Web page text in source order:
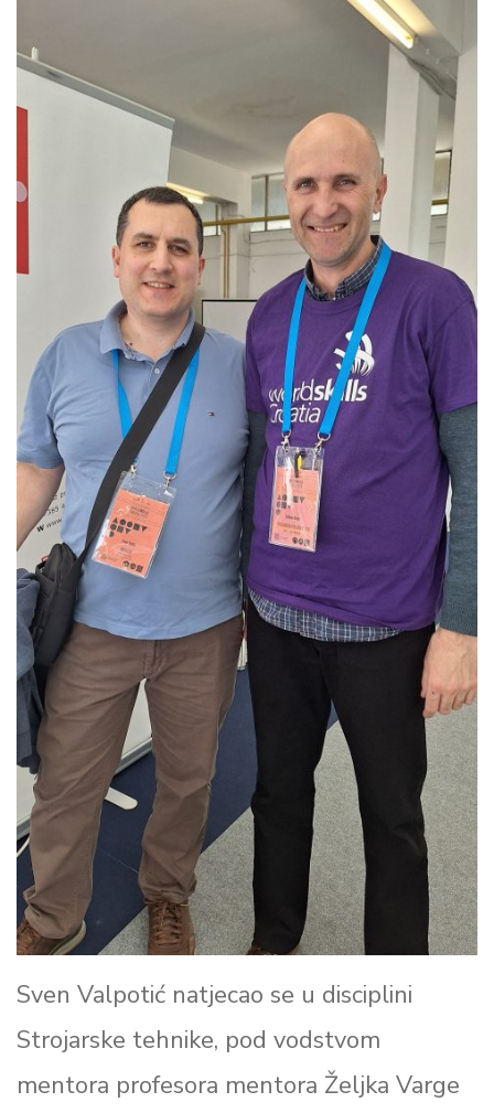
Sven Valpotić natjecao se u disciplini
Strojarske tehnike, pod vodstvom
mentora profesora mentora Željka Varge